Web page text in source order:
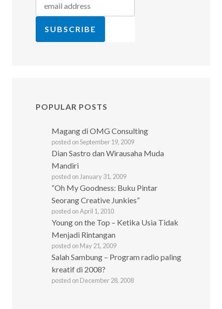
POPULAR POSTS
Magang di OMG Consulting
posted on September 19, 2009
Dian Sastro dan Wirausaha Muda
Mandiri
posted on January 31, 2009
“Oh My Goodness: Buku Pintar
Seorang Creative Junkies”
posted on April 1, 2010
Young on the Top – Ketika Usia Tidak
Menjadi Rintangan
posted on May 21, 2009
Salah Sambung – Program radio paling
kreatif di 2008?
posted on December 28, 2008